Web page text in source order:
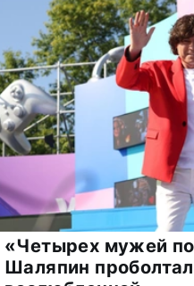
«Четырех мужей
Шаляпин